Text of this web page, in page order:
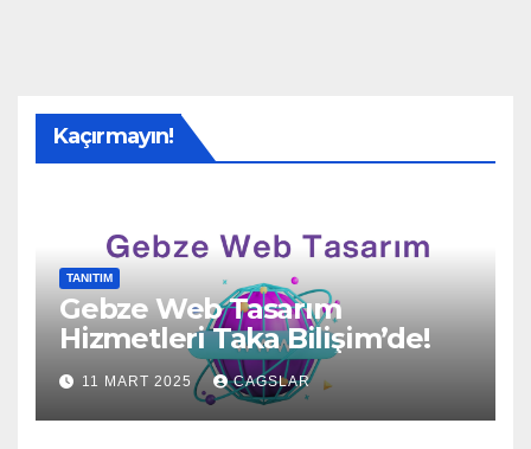
Kaçırmayın!
TANITIM
Gebze Web Tasarım
Hizmetleri Taka Bilişim’de!
11 MART 2025 CAGSLAR